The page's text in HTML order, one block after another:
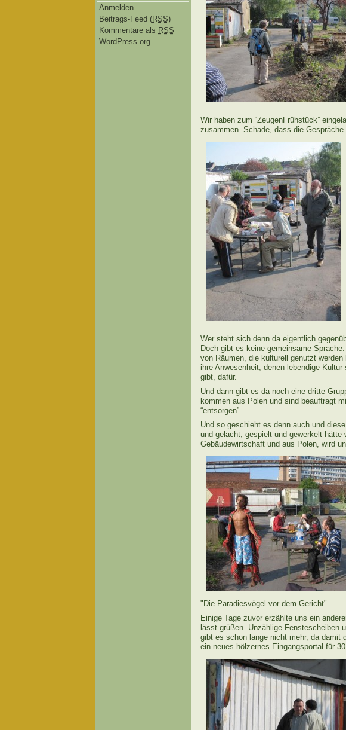
Anmelden
Beitrags-Feed (RSS)
Kommentare als RSS
WordPress.org
Wir haben zum “ZeugenFrühstück”
zusammen. Schade, dass die
Wer steht sich denn da eigentlich
Doch gibt es keine gemeinsame
von Räumen, die kulturell genutzt
ihre Anwesenheit, denen lebendige
gibt, dafür.
Und dann gibt es da noch eine dritte
kommen aus Polen und sind beauftragt
“entsorgen”.
Und so geschieht es denn auch und
und gelacht, gespielt und gewerkelt hätte
Gebäudewirtschaft und aus Polen, wird
"Die Paradiesvögel vor dem Gericht"
Einige Tage zuvor erzählte uns ein
lässt grüßen. Unzählige Fenstescheiben
gibt es schon lange nicht mehr, da damit
ein neues hölzernes Eingangsportal für